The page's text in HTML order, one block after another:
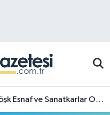
ve Sanatkarlar Odası’ndan ziyaret
Haritası
ve Fikstür